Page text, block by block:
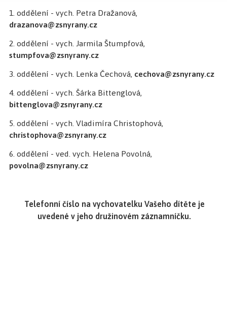
1. oddělení - vych. Petra Dražanová,
drazanova@zsnyrany.cz
2. oddělení - vych. Jarmila Štumpfová,
stumpfova@zsnyrany.cz
3. oddělení - vych. Lenka Čechová, cechova@zsnyrany.cz
4. oddělení - vych. Šárka Bittenglová,
bittenglova@zsnyrany.cz
5. oddělení - vych. Vladimíra Christophová,
christophova@zsnyrany.cz
6. oddělení - ved. vych. Helena Povolná,
povolna@zsnyrany.cz
Telefonní číslo na vychovatelku Vašeho dítěte je
uvedené v jeho družinovém záznamníčku.